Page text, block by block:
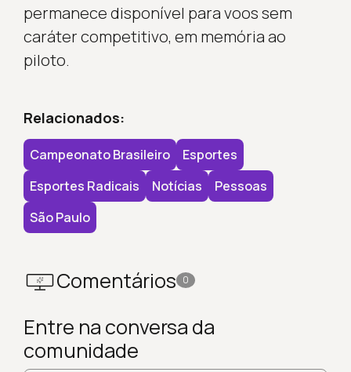
permanece disponível para voos sem
caráter competitivo, em memória ao
piloto.
Relacionados:
Campeonato Brasileiro
Esportes
Esportes Radicais
Notícias
Pessoas
São Paulo
Comentários 0
Entre na conversa da
comunidade